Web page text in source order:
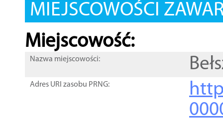
MIEJSCOWOŚCI
Miejscowość:
Nazwa miejscowości:
Adres URI zasobu PRNG: